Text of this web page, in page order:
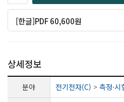
[한글]PDF 60,600원
상세정보
분야 전기전자(C) > 측정·